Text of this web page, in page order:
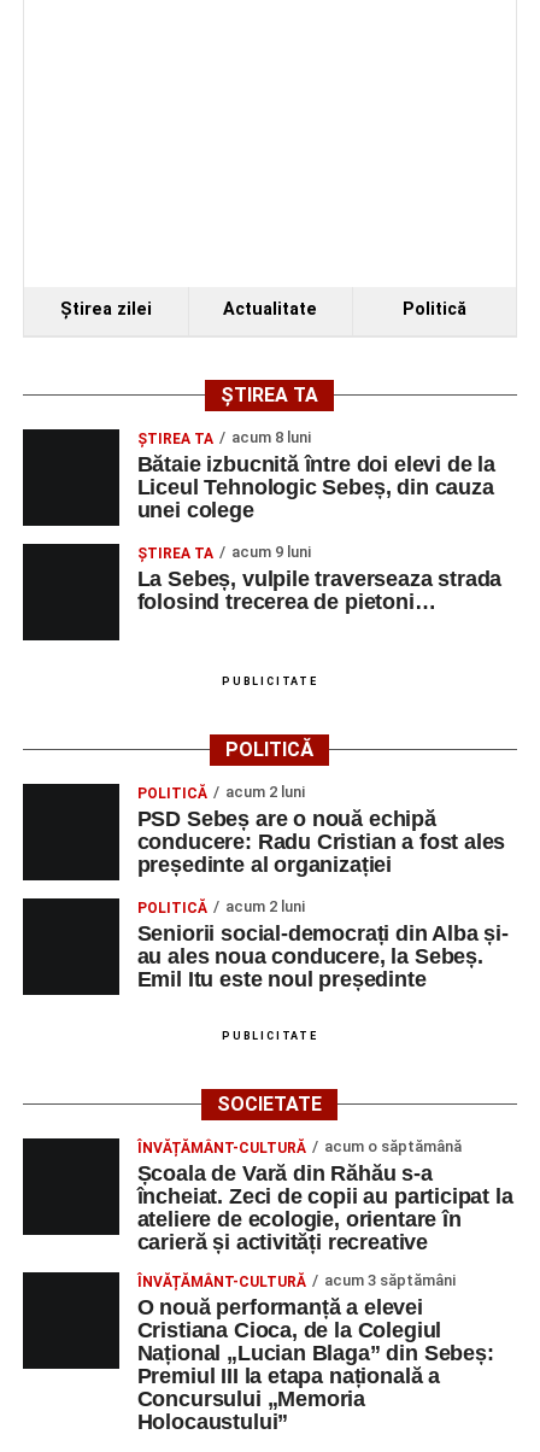
reprezintă doar începutul unei serii de concerte care vor
avea loc pe parcursul taberei, oferind comunității din
și de a lua parte la un veritabil schimb cultural prin
Adaugă-ne ca sursă preferată
Urmărește-ne pe Google News
iluminatului public pe timpul nopții, în contextul
apelului la economii al Guvernului Bolojan
Duminică, 23 august 2026, Râpa Roșie găzduiește
cea de-a III-a ediție a concursului „CicloAventurier
de Sebeș”
Primul concert din cadrul String Symphonic Camp
2026 a adus emoție și aplauze la Sebeș
Ştirea zilei Actualitate Politică
ȘTIREA TA
ŞTIREA TA acum 8 luni
Bătaie izbucnită între doi elevi de la
Liceul Tehnologic Sebeș, din cauza
unei colege
ŞTIREA TA acum 9 luni
La Sebeș, vulpile traverseaza strada
folosind trecerea de pietoni…
PUBLICITATE
POLITICĂ
POLITICĂ acum 2 luni
PSD Sebeș are o nouă echipă
conducere: Radu Cristian a fost ales
președinte al organizației
POLITICĂ acum 2 luni
Seniorii social-democrați din Alba și-
au ales noua conducere, la Sebeș.
Emil Itu este noul președinte
PUBLICITATE
SOCIETATE
ÎNVĂȚĂMÂNT-CULTURĂ acum o săptămână
Școala de Vară din Răhău s-a
încheiat. Zeci de copii au participat la
ateliere de ecologie, orientare în
carieră și activități recreative
ÎNVĂȚĂMÂNT-CULTURĂ acum 3 săptămâni
O nouă performanță a elevei
Cristiana Cioca, de la Colegiul
Național „Lucian Blaga” din Sebeș:
Premiul III la etapa națională a
Concursului „Memoria
Holocaustului”